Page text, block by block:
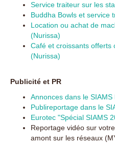
Service traiteur sur les
Buddha Bowls et service
Location ou achat de
(Nurissa)
Café et croissants offerts
(Nurissa)
Publicité et PR
Annonces dans le SIAMS
Publireportage dans le
Eurotec "Spécial SIAMS
Reportage vidéo sur
amont sur les réseaux